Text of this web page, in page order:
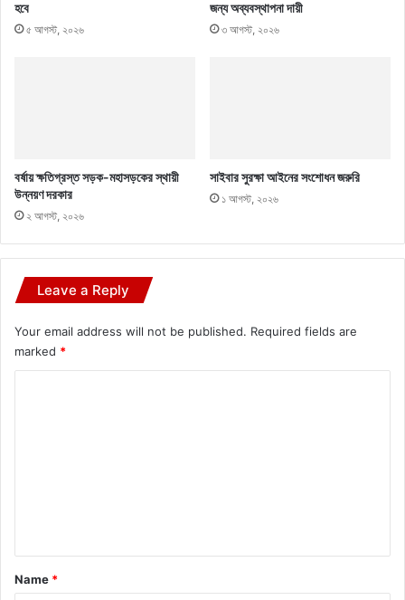
হবে
৫ আগস্ট, ২০২৬
জন্য অব্যবস্থাপনা দায়ী
৩ আগস্ট, ২০২৬
বর্ষায় ক্ষতিগ্রস্ত সড়ক-মহাসড়কের স্থায়ী
উন্নয়ণ দরকার
২ আগস্ট, ২০২৬
সাইবার সুরক্ষা আইনের সংশোধন জরুরি
১ আগস্ট, ২০২৬
Leave a Reply
Your email address will not be published. Required fields are
marked *
*
Name *